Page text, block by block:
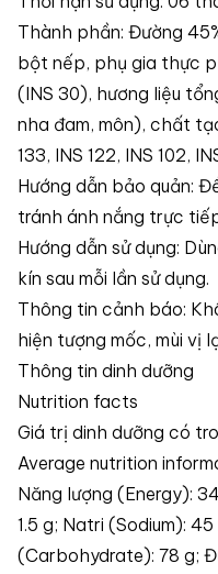
Thành phần: Đường
bột nếp, phụ gia thực
(INS 30), hương liệu
nha đam, môn), chất
133, INS 122, INS 102,
Hướng dẫn bảo quản:
tránh ánh nắng trực
Hướng dẫn sử dụng:
kín sau mỗi lần sử dụng.
Thông tin cảnh báo:
hiện tượng mốc, mùi vị
Thông tin dinh dưỡng
Nutrition facts
Giá trị dinh dưỡng có
Average nutrition
Năng lượng (Energy):
1.5 g; Natri (Sodium):
(Carbohydrate): 78 g;